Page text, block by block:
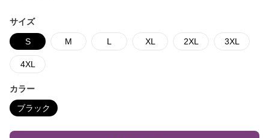
サイズ
S M L XL 2XL 3XL
4XL
カラー
ブラック